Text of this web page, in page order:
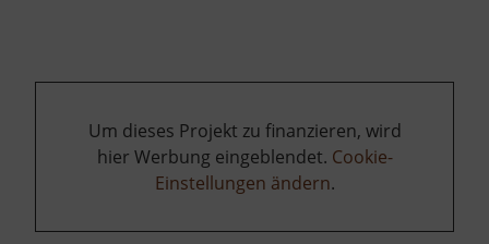
Um dieses Projekt zu finanzieren, wird
hier Werbung eingeblendet. Cookie-
Einstellungen ändern.